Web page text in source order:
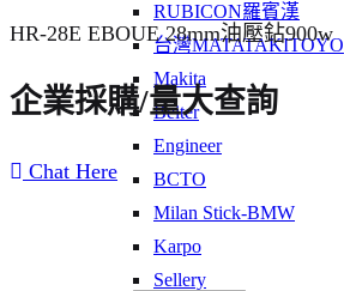
RUBICON羅賓漢
台灣MATATAKITOYO
Makita
Beiter
Engineer
BCTO
Milan Stick-BMW
Karpo
Sellery
HR-28E EBOUE 28mm油壓鉆900w
企業採購/量大查詢
Chat Here